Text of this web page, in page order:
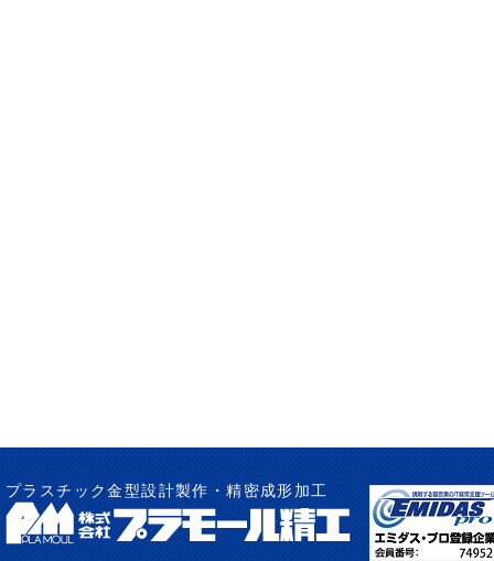
プラスチック金型設計製作・精密成形加工